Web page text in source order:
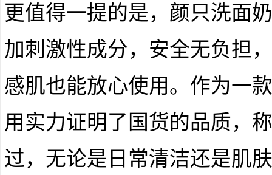
更值得一提的是，颜只洗面
加刺激性成分，安全无负担
感肌也能放心使用。作为一
用实力证明了国货的品质，
过，无论是日常清洁还是肌